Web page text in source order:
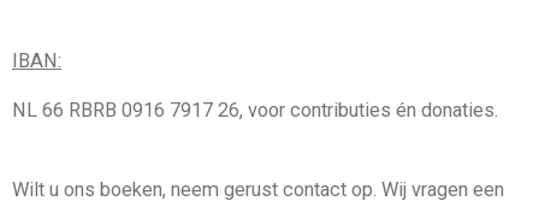
IBAN:
NL 66 RBRB 0916 7917 26, voor contributies én donaties.
Wilt u ons boeken, neem gerust contact op. Wij vragen een